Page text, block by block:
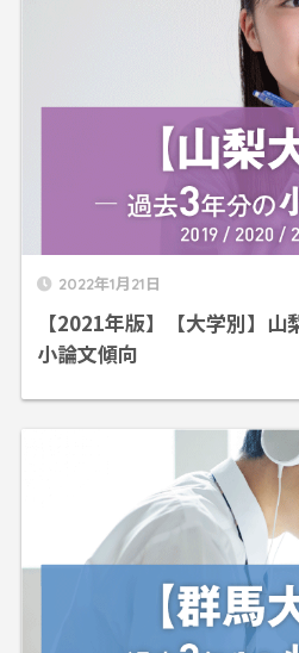
2022年1月21日
【2021年版】【大学別】
小論文傾向